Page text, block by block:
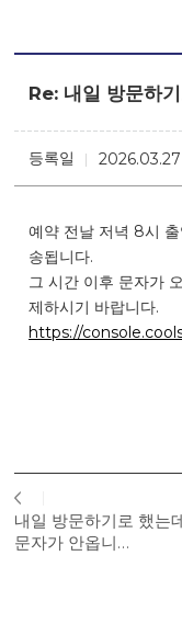
Re: 내일 방문하
등록일 2026.03.27
예약 전날 저녁 8시
송됩니다.
그 시간 이후 문자가
제하시기 바랍니다.
https://
내일 방문하기로 했는
문자가 안옵니…